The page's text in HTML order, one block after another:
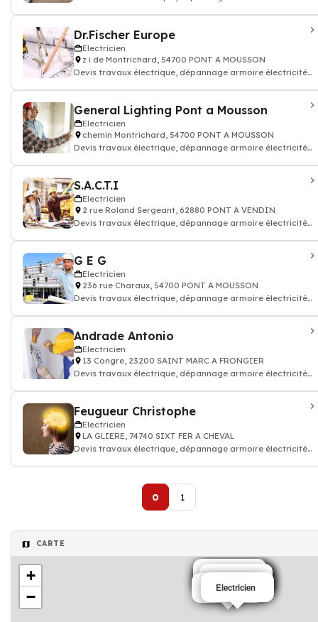
Dr.Fischer Europe
Electricien
z i de Montrichard, 54700 PONT A MOUSSON
Devis travaux électrique, dépannage armoire électricité
General Lighting Pont a Mousson
Electricien
chemin Montrichard, 54700 PONT A MOUSSON
Devis travaux électrique, dépannage armoire électricité
S.A.C.T.I
Electricien
2 rue Roland Sergeant, 62880 PONT A VENDIN
Devis travaux électrique, dépannage armoire électricité
G E G
Electricien
236 rue Charaux, 54700 PONT A MOUSSON
Devis travaux électrique, dépannage armoire électricité
Andrade Antonio
Electricien
13 Congre, 23200 SAINT MARC A FRONGIER
Devis travaux électrique, dépannage armoire électricité
Feugueur Christophe
Electricien
LA GLIERE, 74740 SIXT FER A CHEVAL
Devis travaux électrique, dépannage armoire électricité
0 1
CARTE
Electricien
Electricien
Electricien
Electricien
+
−